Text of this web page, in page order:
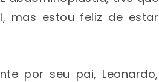
mas estou feliz de estar
por seu pai, Leonardo,